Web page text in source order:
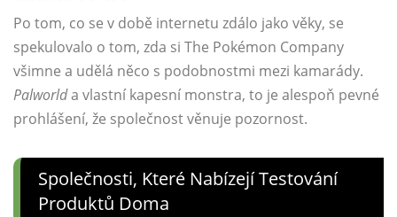
Po tom, co se v době internetu zdálo jako věky, se
spekulovalo o tom, zda si The Pokémon Company
všimne a udělá něco s podobnostmi mezi kamarády.
Palworlda vlastní kapesní monstra, to je alespoň pevné
prohlášení, že společnost věnuje pozornost.
Společnosti, Které Nabízejí Testování
Produktů Doma